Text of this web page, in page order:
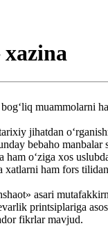
muammolarni
jihatdan
bebaho
ham o‘ziga xos
xatlarni ham fors
asari
printsiplariga
fikr­lar mavjud.